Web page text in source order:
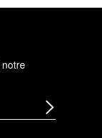
notre